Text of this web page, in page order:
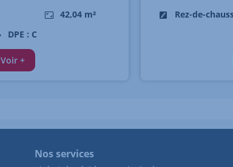
42,04 m²
DPE : C
Voir +
Rez-de-
Nos services